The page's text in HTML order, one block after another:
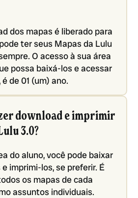
dos mapas é liberado para
ter seus Mapas da Lulu
O acesso à sua área
possa baixá-los e acessar
de 01 (um) ano.
download e imprimir
3.0?
do aluno, você pode baixar
imprimi-los, se preferir. É
os mapas de cada
assuntos individuais.